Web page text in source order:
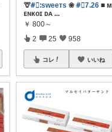
🦒#⃞ᱺsᴡeeᴛs ❀#⃞7ᱹ26 ■ ᴍ
ᴇɴᴋᴏɪ ᴅᴀ ...
￥ 800～
2 25 958
コレ いいね